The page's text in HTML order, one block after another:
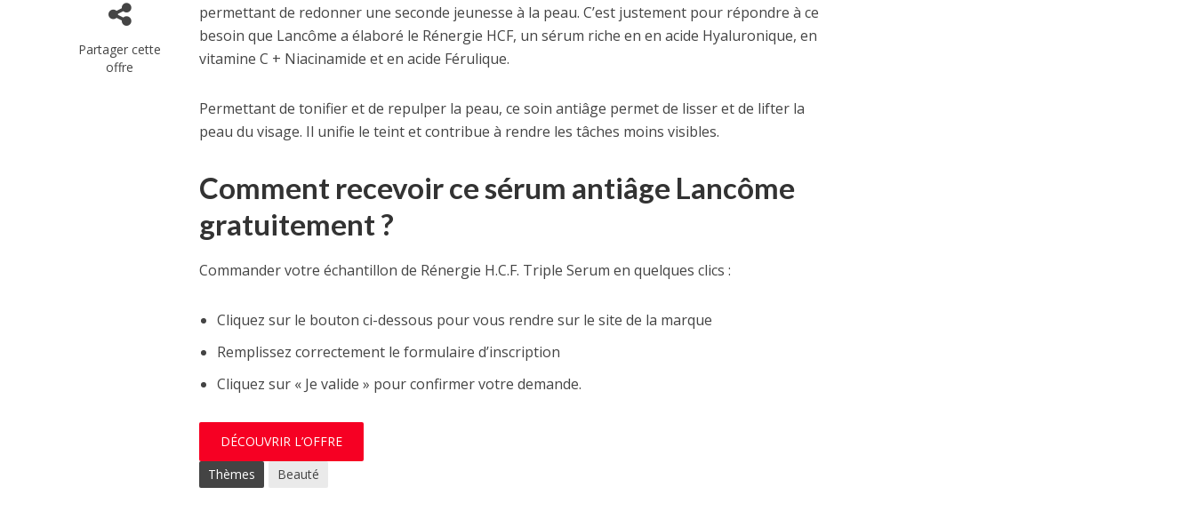
Partager cette
offre
permettant de redonner une seconde jeunesse à la peau. C’est justement pour répondre à ce
besoin que Lancôme a élaboré le Rénergie HCF, un sérum riche en en acide Hyaluronique, en
vitamine C + Niacinamide et en acide Férulique.
Permettant de tonifier et de repulper la peau, ce soin antiâge permet de lisser et de lifter la
peau du visage. Il unifie le teint et contribue à rendre les tâches moins visibles.
Comment recevoir ce sérum antiâge Lancôme
gratuitement ?
Commander votre échantillon de Rénergie H.C.F. Triple Serum en quelques clics :
Cliquez sur le bouton ci-dessous pour vous rendre sur le site de la marque
Remplissez correctement le formulaire d’inscription
Cliquez sur « Je valide » pour confirmer votre demande.
DÉCOUVRIR L’OFFRE
Thèmes
Beauté